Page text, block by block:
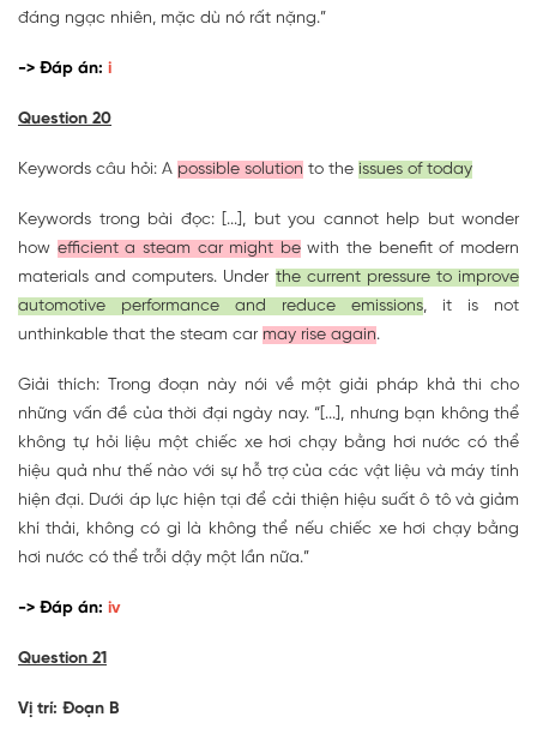
đáng ngạc nhiên, mặc dù nó rất nặng.”
-> Đáp án: i
Question 20
Keywords câu hỏi: A possible solution to the issues of today
Keywords trong bài đọc: [...], but you cannot help but wonder
how efficient a steam car might bewith the benefit of modern
materials and computers. Under the current pressure to improve
automotive performance and reduce emissions, it is not
unthinkable that the steam car may rise again.
Giải thích: Trong đoạn này nói về một giải pháp khả thi cho
những vấn đề của thời đại ngày nay. “[...], nhưng bạn không thể
không tự hỏi liệu một chiếc xe hơi chạy bằng hơi nước có thể
hiệu quả như thế nào với sự hỗ trợ của các vật liệu và máy tính
hiện đại. Dưới áp lực hiện tại để cải thiện hiệu suất ô tô và giảm
khí thải, không có gì là không thể nếu chiếc xe hơi chạy bằng
hơi nước có thể trỗi dậy một lần nữa.”
-> Đáp án: iv
Question 21
Vị trí: Đoạn B